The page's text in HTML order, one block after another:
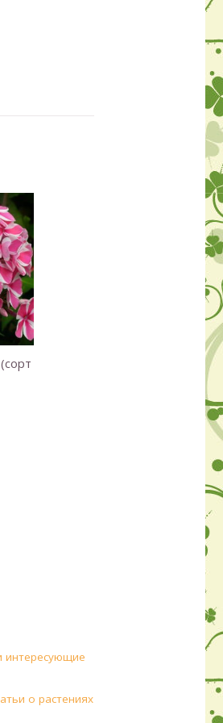
интересующие
о растениях